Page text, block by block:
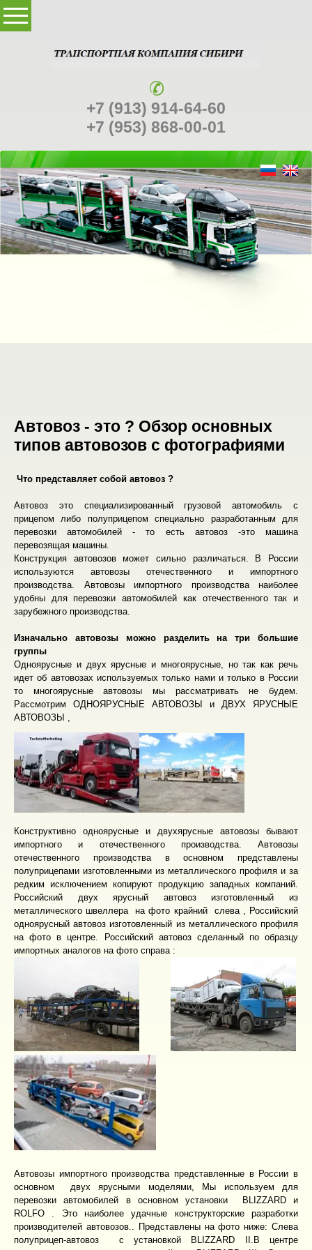
+7 (913) 914-64-60
+7 (953) 868-00-01
Автовоз - это ? Обзор основных
типов автовозов с фотографиями
Что представляет собой автовоз ?
Автовоз это специализированный грузовой автомобиль с
прицепом либо полуприцепом специально разработанным для
перевозки автомобилей - то есть автовоз -это машина
перевозящая машины.
Конструкция автовозов может сильно различаться. В России
используются автовозы отечественного и импортного
производства. Автовозы импортного производства наиболее
удобны для перевозки автомобилей как отечественного так и
зарубежного производства.
Изначально автовозы можно разделить на три большие
группы
Одноярусные и двух ярусные и многоярусные, но так как речь
идет об автовозах используемых только нами и только в России
то многоярусные автовозы мы рассматривать не будем.
Рассмотрим ОДНОЯРУСНЫЕ АВТОВОЗЫ и ДВУХ ЯРУСНЫЕ
АВТОВОЗЫ ,
Конструктивно одноярусные и двухярусные автовозы бывают
импортного и отечественного производства. Автовозы
отечественного производства в основном представлены
полуприцепами изготовленными из металлического профиля и за
редким исключением копируют продукцию западных компаний.
Российский двух ярусный автовоз изготовленный из
металлического швеллера на фото крайний слева , Российский
одноярусный автовоз изготовленный из металлического профиля
на фото в центре. Российский автовоз сделанный по образцу
импортных аналогов на фото справа :
Автовозы импортного производства представленные в России в
основном двух ярусными моделями, Мы используем для
перевозки автомобилей в основном установки BLIZZARD и
ROLFO . Это наиболее удачные конструкторские разработки
производителей автовозов.. Представлены на фото ниже: Слева
полуприцеп-автовоз с установкой BLIZZARD II.В центре